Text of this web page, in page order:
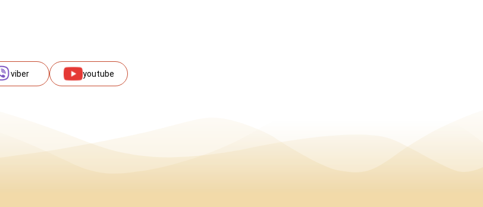
viber youtube